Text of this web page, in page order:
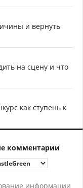
и вернуть
на сцену и что
как ступень к
комментарии
информации